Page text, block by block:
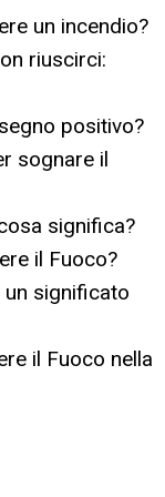
un incendio?
riuscirci:
positivo?
sognare il
significa?
il Fuoco?
un significato
il Fuoco nella